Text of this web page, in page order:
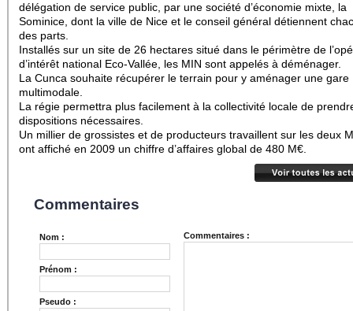
délégation de service public, par une société d’économie mixte, la
Sominice, dont la ville de Nice et le conseil général détiennent
des parts.
Installés sur un site de 26 hectares situé dans le périmètre de
d’intérêt national Eco-Vallée, les MIN sont appelés à déménager.
La Cunca souhaite récupérer le terrain pour y aménager une gare
multimodale.
La régie permettra plus facilement à la collectivité locale de
dispositions nécessaires.
Un millier de grossistes et de producteurs travaillent sur les deux
ont affiché en 2009 un chiffre d’affaires global de 480 M€.
Commentaires
Nom :
Prénom :
Pseudo :
Commentaires :